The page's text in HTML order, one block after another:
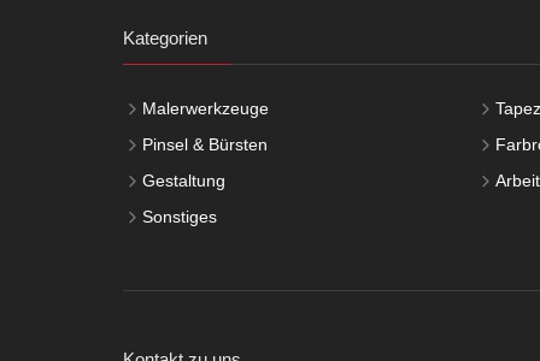
Kategorien
Malerwerkzeuge
Pinsel & Bürsten
Gestaltung
Sonstiges